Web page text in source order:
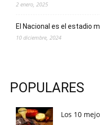
2 enero, 2025
El Nacional es el estadio
10 diciembre, 2024
POPULARES
Los 10